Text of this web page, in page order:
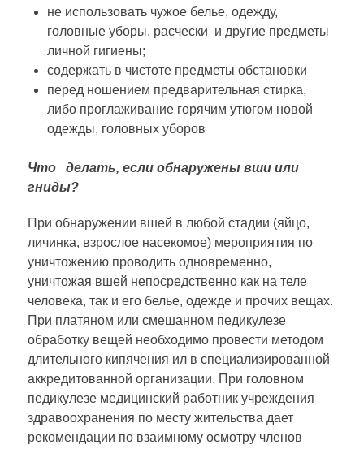
не использовать чужое белье, одежду,
головные уборы, расчески и другие предметы
личной гигиены;
содержать в чистоте предметы обстановки
перед ношением предварительная стирка,
либо проглаживание горячим утюгом новой
одежды, головных уборов
Что делать, если обнаружены вши или
гниды?
При обнаружении вшей в любой стадии (яйцо,
личинка, взрослое насекомое) мероприятия по
уничтожению проводить одновременно,
уничтожая вшей непосредственно как на теле
человека, так и его белье, одежде и прочих вещах.
При платяном или смешанном педикулезе
обработку вещей необходимо провести методом
длительного кипячения ил в специализированной
аккредитованной организации. При головном
педикулезе медицинский работник учреждения
здравоохранения по месту жительства дает
рекомендации по взаимному осмотру членов